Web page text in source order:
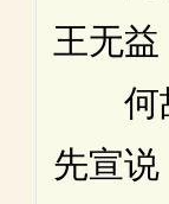
王无益
何
先宣说